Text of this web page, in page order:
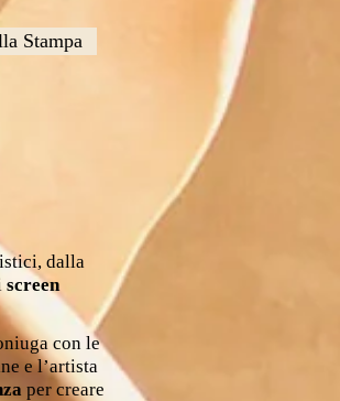
Stampa
dalla
screen
con le
e l’artista
per creare